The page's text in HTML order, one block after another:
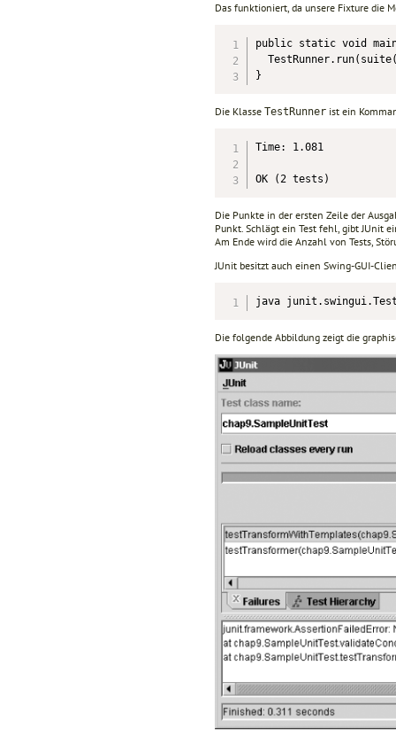
Das funktioniert, da unsere Fixture die
public static void
}
Die Klasse TestRunner ist ein
Time: 1.081
OK (2 tests)
Die Punkte in der ersten Zeile der
Punkt. Schlägt ein Test fehl, gibt JUnit
Am Ende wird die Anzahl von Tests,
JUnit besitzt auch einen Swing-GUI-
java
Die folgende Abbildung zeigt die